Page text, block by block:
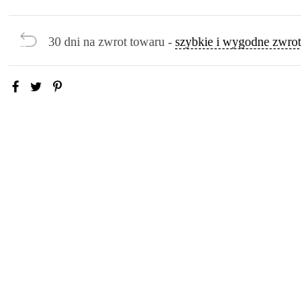
30 dni na zwrot towaru - szybkie i wygodne